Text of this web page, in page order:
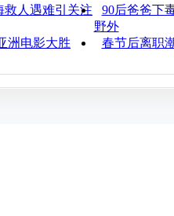
救人遇难引关注
90后爸爸下
野外
洲电影大胜
春节后离职